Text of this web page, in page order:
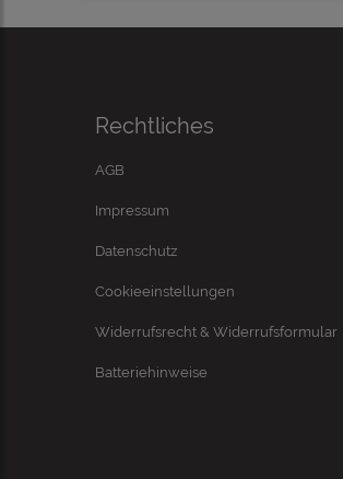
Rechtliches
AGB
Impressum
Datenschutz
Cookieeinstellungen
Widerrufsrecht & Widerrufsformular
Batteriehinweise